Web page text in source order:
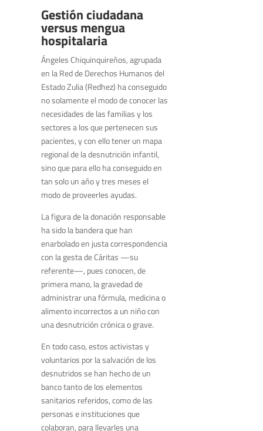
Gestión ciudadana
versus mengua
hospitalaria
Ángeles Chiquinquireños, agrupada
en la Red de Derechos Humanos del
Estado Zulia (Redhez) ha conseguido
no solamente el modo de conocer las
necesidades de las familias y los
sectores a los que pertenecen sus
pacientes, y con ello tener un mapa
regional de la desnutrición infantil,
sino que para ello ha conseguido en
tan solo un año y tres meses el
modo de proveerles ayudas.
La figura de la donación responsable
ha sido la bandera que han
enarbolado en justa correspondencia
con la gesta de Cáritas —su
referente—, pues conocen, de
primera mano, la gravedad de
administrar una fórmula, medicina o
alimento incorrectos a un niño con
una desnutrición crónica o grave.
En todo caso, estos activistas y
voluntarios por la salvación de los
desnutridos se han hecho de un
banco tanto de los elementos
sanitarios referidos, como de las
personas e instituciones que
colaboran, para llevarles una